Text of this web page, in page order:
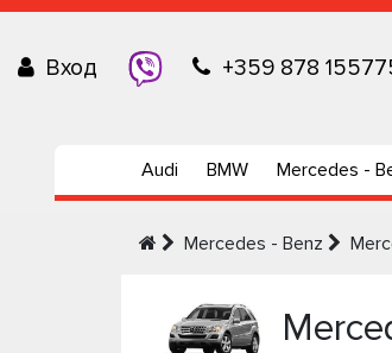
Вход +359 878
Audi BMW Mercedes -
Mercedes - Benz